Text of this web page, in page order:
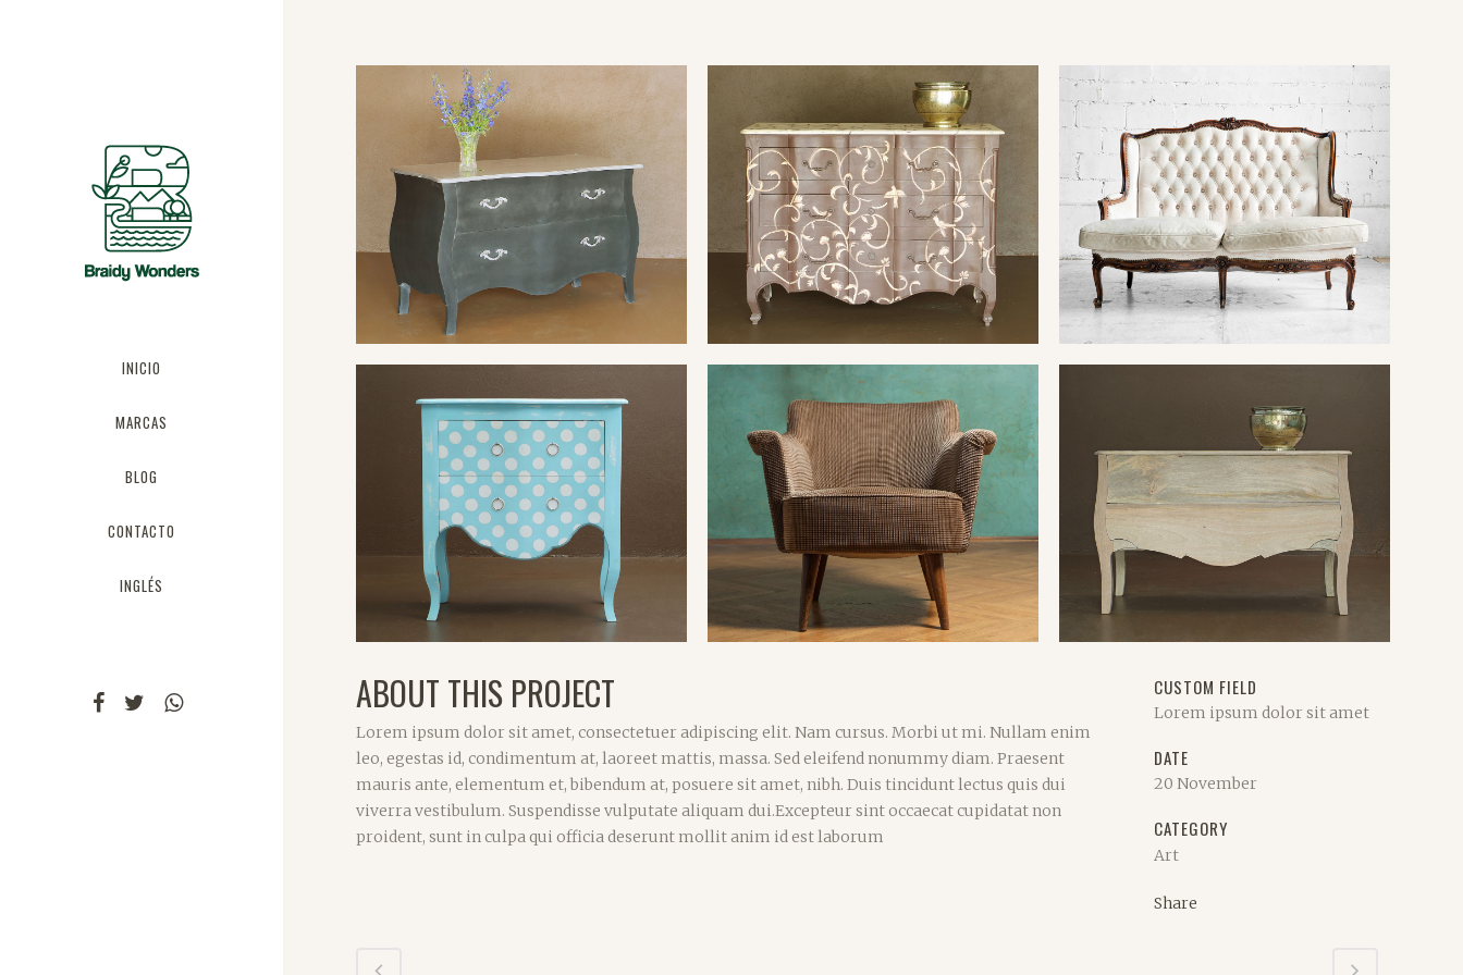
INICIO
MARCAS
BLOG
CONTACTO
INGLÉS
ABOUT THIS PROJECT
Lorem ipsum dolor sit amet, consectetuer adipiscing elit. Nam cursus. Morbi ut mi. Nullam enim
leo, egestas id, condimentum at, laoreet mattis, massa. Sed eleifend nonummy diam. Praesent
mauris ante, elementum et, bibendum at, posuere sit amet, nibh. Duis tincidunt lectus quis dui
viverra vestibulum. Suspendisse vulputate aliquam dui.Excepteur sint occaecat cupidatat non
proident, sunt in culpa qui officia deserunt mollit anim id est laborum
CUSTOM FIELD
Lorem ipsum dolor sit amet
DATE
20 November
CATEGORY
Art
Share